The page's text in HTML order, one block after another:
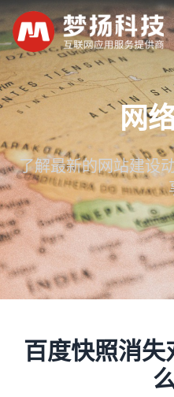
首页
服务
案例
新闻
关于
网
了解最新的网站建设
百度快照消失